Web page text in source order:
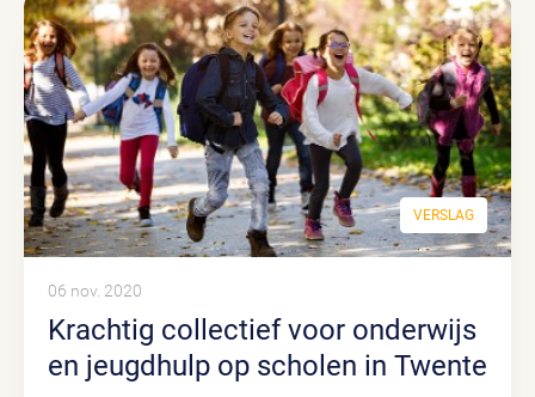
VERSLAG
Krachtig collectief voor onderwijs
en jeugdhulp op scholen in Twente
06 nov. 2020